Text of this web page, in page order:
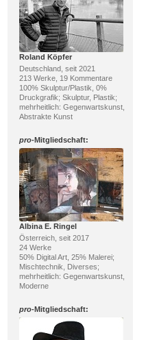
Roland Köpfer
Deutschland, seit 2021
213 Werke, 19 Kommentare
100% Skulptur/Plastik, 0%
Druckgrafik; Skulptur, Plastik;
mehrheitlich: Gegenwartskunst,
Abstrakte Kunst
pro-Mitgliedschaft:
Albina E. Ringel
Österreich, seit 2017
24 Werke
50% Digital Art, 25% Malerei;
Mischtechnik, Diverses;
mehrheitlich: Gegenwartskunst,
Moderne
pro-Mitgliedschaft: